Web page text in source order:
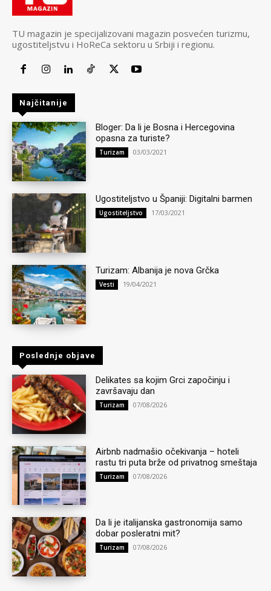
TU magazin je specijalizovani magazin posvećen turizmu,
ugostiteljstvu i HoReCa sektoru u Srbiji i regionu.
Najčitanije
Bloger: Da li je Bosna i Hercegovina
opasna za turiste?
Turizam 03/03/2021
Ugostiteljstvo u Španiji: Digitalni barmen
Ugostiteljstvo 17/03/2021
Turizam: Albanija je nova Grčka
Vesti 19/04/2021
Poslednje objave
Delikates sa kojim Grci započinju i
završavaju dan
Turizam 07/08/2026
Airbnb nadmašio očekivanja – hoteli
rastu tri puta brže od privatnog smeštaja
Turizam 07/08/2026
Da li je italijanska gastronomija samo
dobar posleratni mit?
Turizam 07/08/2026